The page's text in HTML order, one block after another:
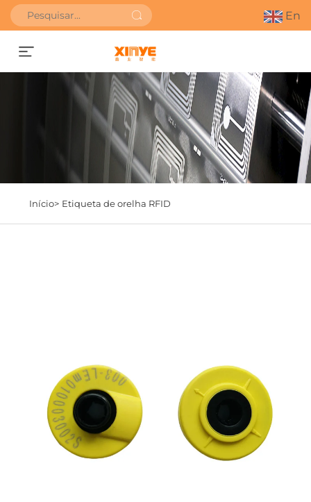
En
SOLICITAR ORÇAMENTO
Início> Etiqueta de orelha RFID